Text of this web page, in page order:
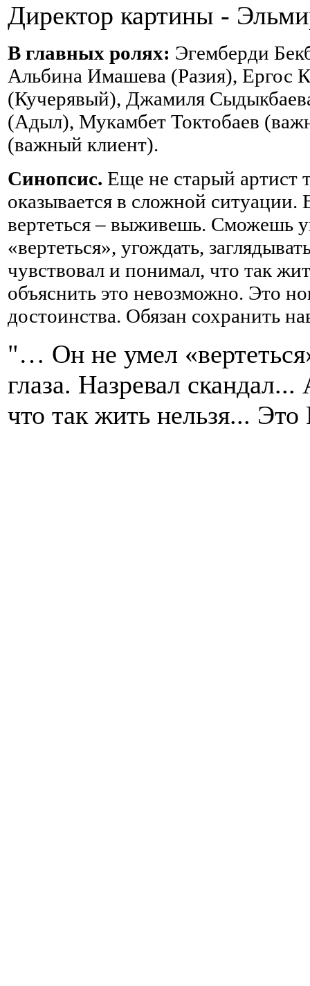
Директор картины -
В главных ролях: Эгемберди
Альбина Имашева (Разия), Ергос
(Кучерявый), Джамиля
(Адыл), Мукамбет Токтобаев
(важный клиент).
Синопсис. Еще не старый артист
оказывается в сложной
вертеться – выживешь. Сможешь
«вертеться», угождать,
чувствовал и понимал, что так
объяснить это невозможно. Это
достоинства. Обязан сохранить
"… Он не умел
глаза. Назревал
что так жить нельзя...